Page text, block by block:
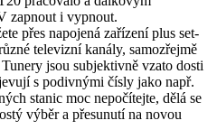
zapnout i vypnout.
přes napojená zařízení plus set-
televizní kanály, samozřejmě
jsou subjektivně vzato dosti
s podivnými čísly jako např.
stanic moc nepočítejte, dělá se
výběr a přesunutí na novou